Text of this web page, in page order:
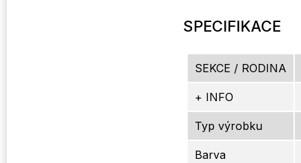
SPECIFIKACE
SEKCE / RODINA
+ INFO
Typ výrobku
Barva